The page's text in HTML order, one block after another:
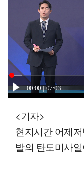
00:00 07:03
<기자>
현지시간 어제
발의 탄도미사